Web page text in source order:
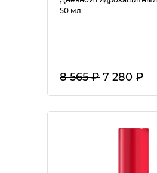
50 мл
8 565 ₽ 7 280 ₽